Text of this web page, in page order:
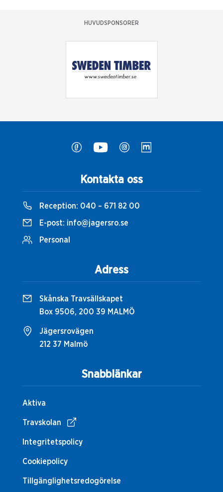
HUVUDSPONSORER
Snabblänkar
Aktiva
Travskolan
Integritetspolicy
Cookiepolicy
Tillgänglighetsredogörelse
Kontakta oss
Reception: 040 – 671 82 00
E-post: info@jagersro.se
Personal
Adress
Skånska Travsällskapet
Box 9506, 200 39 MALMÖ
Jägersrovägen
212 37 Malmö